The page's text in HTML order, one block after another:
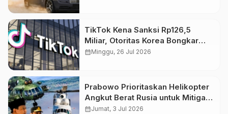
TikTok Kena Sanksi Rp126,5
Miliar, Otoritas Korea Bongkar
Pelanggaran Data Pribadi
calendar_monthMinggu, 26 Jul 2026
Prabowo Prioritaskan Helikopter
Angkut Berat Rusia untuk Mitigasi
Bencana, Kemhan Tegaskan
calendar_monthJumat, 3 Jul 2026